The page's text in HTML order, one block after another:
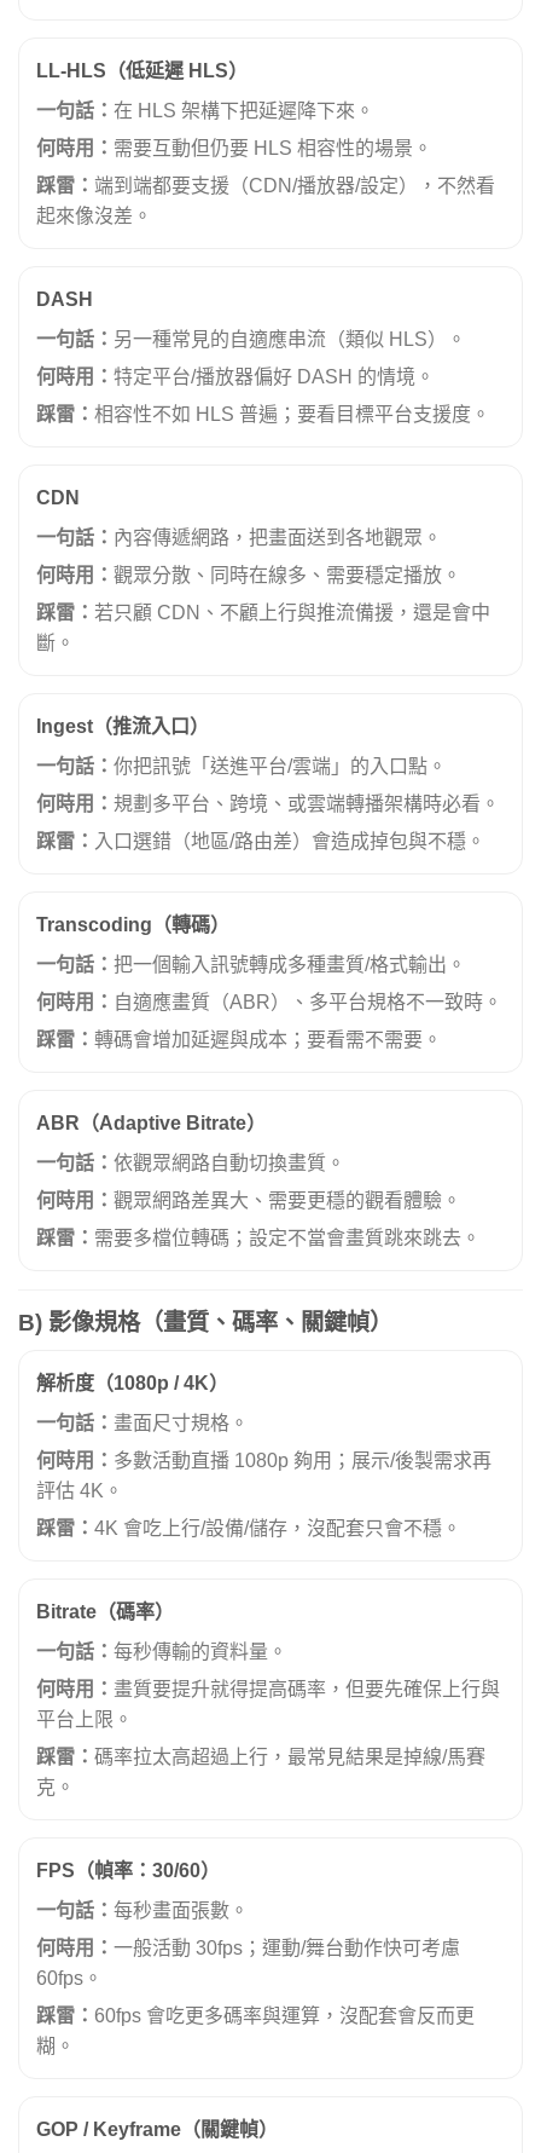
LL-HLS（低延遲 HLS）
一句話： 在 HLS 架構下把延遲降下來。
何時用： 需要互動但仍要 HLS 相容性的場景。
踩雷： 端到端都要支援（CDN/播放器/設定），不然看
起來像沒差。
DASH
一句話： 另一種常見的自適應串流（類似 HLS）。
何時用： 特定平台/播放器偏好 DASH 的情境。
踩雷： 相容性不如 HLS 普遍；要看目標平台支援度。
CDN
一句話： 內容傳遞網路，把畫面送到各地觀眾。
何時用： 觀眾分散、同時在線多、需要穩定播放。
踩雷： 若只顧 CDN、不顧上行與推流備援，還是會中
斷。
Ingest（推流入口）
一句話： 你把訊號「送進平台/雲端」的入口點。
何時用： 規劃多平台、跨境、或雲端轉播架構時必看。
踩雷： 入口選錯（地區/路由差）會造成掉包與不穩。
Transcoding（轉碼）
一句話： 把一個輸入訊號轉成多種畫質/格式輸出。
何時用： 自適應畫質（ABR）、多平台規格不一致時。
踩雷： 轉碼會增加延遲與成本；要看需不需要。
ABR（Adaptive Bitrate）
一句話： 依觀眾網路自動切換畫質。
何時用： 觀眾網路差異大、需要更穩的觀看體驗。
踩雷： 需要多檔位轉碼；設定不當會畫質跳來跳去。
B) 影像規格（畫質、碼率、關鍵幀）
解析度（1080p / 4K）
一句話： 畫面尺寸規格。
何時用： 多數活動直播 1080p 夠用；展示/後製需求再
評估 4K。
踩雷： 4K 會吃上行/設備/儲存，沒配套只會不穩。
Bitrate（碼率）
一句話： 每秒傳輸的資料量。
何時用： 畫質要提升就得提高碼率，但要先確保上行與
平台上限。
踩雷： 碼率拉太高超過上行，最常見結果是掉線/馬賽
克。
FPS（幀率：30/60）
一句話： 每秒畫面張數。
何時用： 一般活動 30fps；運動/舞台動作快可考慮
60fps。
踩雷： 60fps 會吃更多碼率與運算，沒配套會反而更
糊。
GOP / Keyframe（關鍵幀）